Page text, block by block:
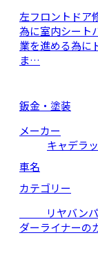
左フロントドア
為に室内シート
業を進める為に
ま…
鈑金・塗装
メーカー
キャデラ
車名
カテゴリー
リヤバンパー
ダーライナーの